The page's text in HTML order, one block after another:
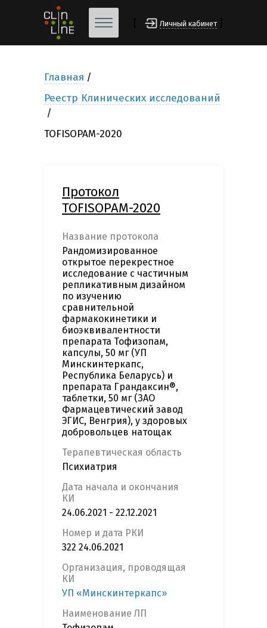
Личный кабинет
Главная
Реестр Клинических исследований
TOFISOPAM-2020
Протокол
TOFISOPAM-2020
Название протокола
Рандомизированное
открытое перекрестное
исследование с частичным
репликативным дизайном
по изучению
сравнительной
фармакокинетики и
биоэквивалентности
препарата Тофизопам,
капсулы, 50 мг (УП
Минскинтеркапс,
Республика Беларусь) и
препарата Грандаксин®,
таблетки, 50 мг (ЗАО
Фармацевтический завод
ЭГИС, Венгрия), у здоровых
добровольцев натощак
Терапевтическая область
Психиатрия
Дата начала и окончания
КИ
24.06.2021 - 22.12.2021
Номер и дата РКИ
322 24.06.2021
Организация, проводящая
КИ
УП «Минскинтеркапс»
Наименование ЛП